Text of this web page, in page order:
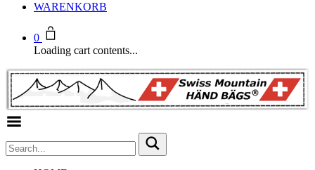
WARENKORB
0
Loading cart contents...